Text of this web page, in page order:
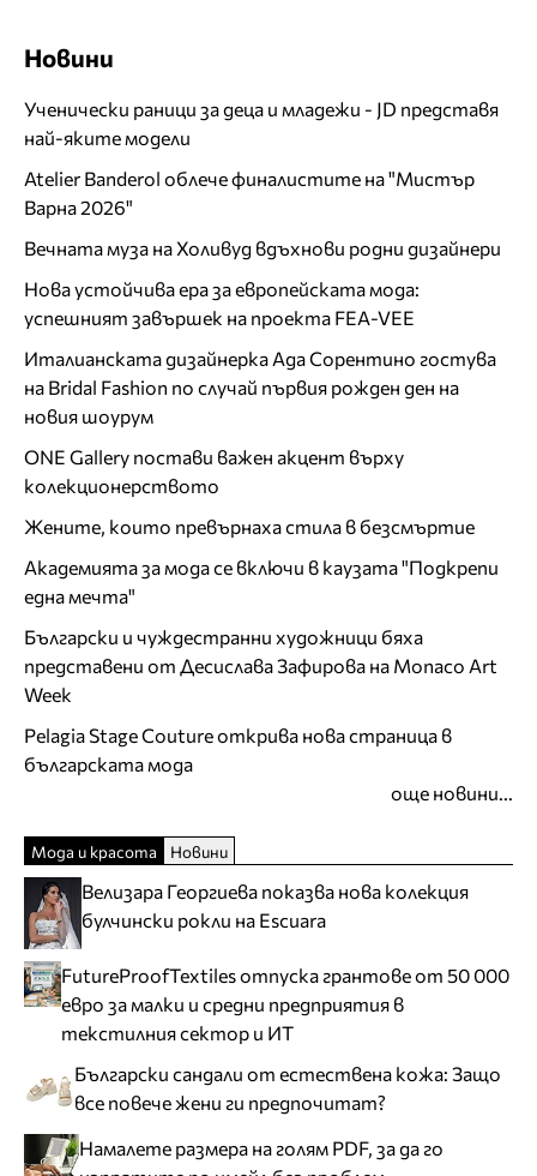
Новини
Ученически раници за деца и младежи - JD представя
най-яките модели
Atelier Banderol облече финалистите на "Мистър
Варна 2026"
Вечната муза на Холивуд вдъхнови родни дизайнери
Нова устойчива ера за европейската мода:
успешният завършек на проекта FEA-VEE
Италианската дизайнерка Ада Сорентино гостува
на Bridal Fashion по случай първия рожден ден на
новия шоурум
ONE Gallery постави важен акцент върху
колекционерството
Жените, които превърнаха стила в безсмъртие
Академията за мода се включи в каузата "Подкрепи
една мечта"
Български и чуждестранни художници бяха
представени от Десислава Зафирова на Monaco Art
Week
Pelagia Stage Couture открива нова страница в
българската мода
още новини...
Мода и красота Новини
Велизара Георгиева показва нова колекция
булчински рокли на Escuara
FutureProofTextiles отпуска грантове от 50 000
евро за малки и средни предприятия в
текстилния сектор и ИТ
Български сандали от естествена кожа: Защо
все повече жени ги предпочитат?
Намалете размера на голям PDF, за да го